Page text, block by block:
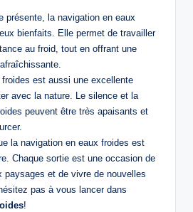
présente, la navigation en eaux
bienfaits. Elle permet de travailler
au froid, tout en offrant une
est aussi une excellente
avec la nature. Le silence et la
peuvent être très apaisants et
la navigation en eaux froides est
Chaque sortie est une occasion de
paysages et de vivre de nouvelles
pas à vous lancer dans
!